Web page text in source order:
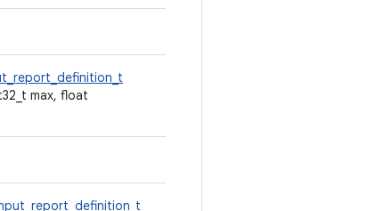
max, float